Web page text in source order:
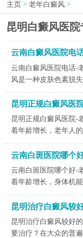
主页 > 老年白癜风 >
昆明白癜风医院
云南白癜风医院电
云南白癜风医院电话-
风是一种皮肤色素脱
昆明正规白癜风医
昆明正规白癜风医院-
着年龄增长，老年人
云南白斑医院哪个
云南白斑医院哪个好-
着年龄增长，身体机
昆明治疗白癜风较
昆明治疗白癜风较好
要治疗？在大众的普